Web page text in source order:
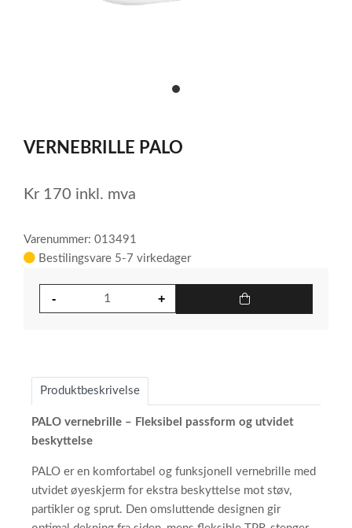
item
of
VERNEBRILLE PALO
Kr 170 inkl. mva
Varenummer: 013491
Bestilingsvare 5-7 virkedager
Produktbeskrivelse
PALO vernebrille – Fleksibel passform og utvidet
beskyttelse
PALO er en komfortabel og funksjonell vernebrille med
utvidet øyeskjerm for ekstra beskyttelse mot støv,
partikler og sprut. Den omsluttende designen gir